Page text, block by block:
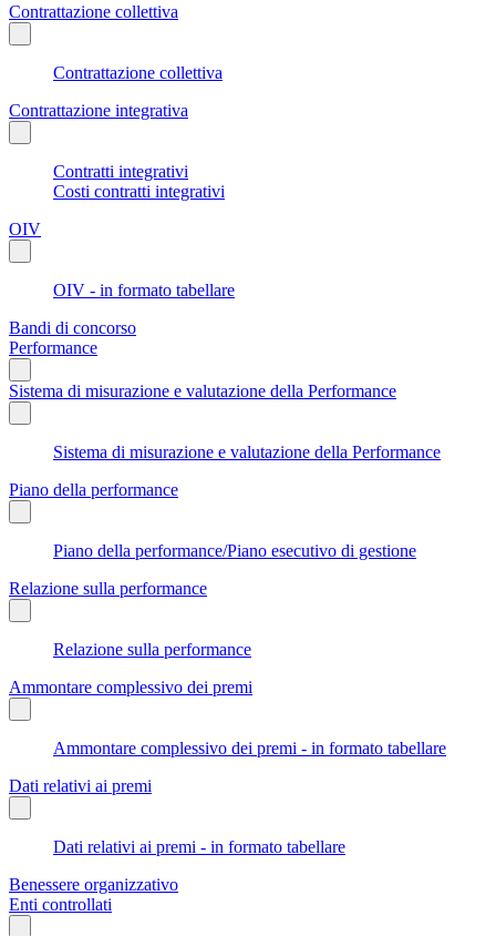
Contrattazione collettiva
Contrattazione collettiva
Contrattazione integrativa
Contratti integrativi
Costi contratti integrativi
OIV
OIV - in formato tabellare
Bandi di concorso
Performance
Sistema di misurazione e valutazione della Performance
Sistema di misurazione e valutazione della Performance
Piano della performance
Piano della performance/Piano esecutivo di gestione
Relazione sulla performance
Relazione sulla performance
Ammontare complessivo dei premi
Ammontare complessivo dei premi - in formato tabellare
Dati relativi ai premi
Dati relativi ai premi - in formato tabellare
Benessere organizzativo
Enti controllati